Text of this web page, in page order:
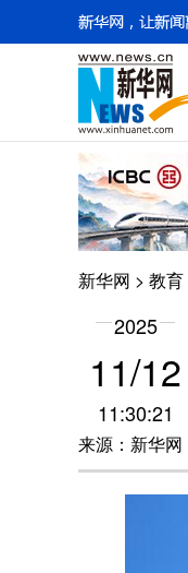
新华网 > 教育
2025
11/12
11:30:21
来源：新华网